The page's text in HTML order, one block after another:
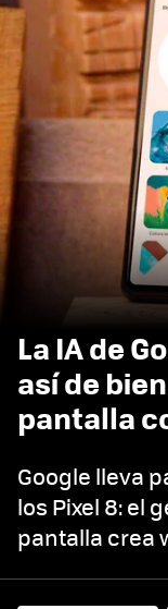
La IA de
así de
pantalla
Google lleva
los Pixel 8: el
pantalla crea